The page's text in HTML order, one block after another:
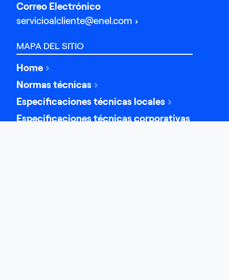
servicioalcliente@enel.com
Correo Electrónico
MAPA DEL SITIO
Home
Normas técnicas
Especificaciones técnicas locales
Especificaciones técnicas corporativas